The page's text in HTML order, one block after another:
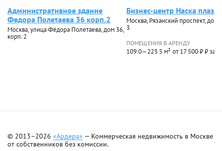
Административное здание
Федора Полетаева 36 корп.2
Москва, улица Фёдора Полетаева, дом 36,
корп. 2
Бизнес-центр Наска плаза
Москва, Рязанский проспект, дом
3
ПОМЕЩЕНИЯ В АРЕНДУ
109.0—223.5 м² от 17 500 ₽ ₽ за
© 2013–2026 «Ардера» — Коммерческая недвижимость в Москве
от собственников без комиссии.